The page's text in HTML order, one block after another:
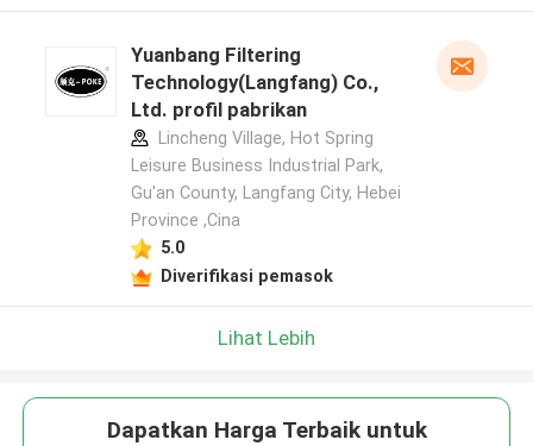
Yuanbang Filtering
Technology(Langfang) Co.,
Ltd. profil pabrikan
Lincheng Village, Hot Spring
Leisure Business Industrial Park,
Gu'an County, Langfang City, Hebei
Province ,Cina
5.0
Diverifikasi pemasok
Lihat Lebih
Dapatkan Harga Terbaik untuk